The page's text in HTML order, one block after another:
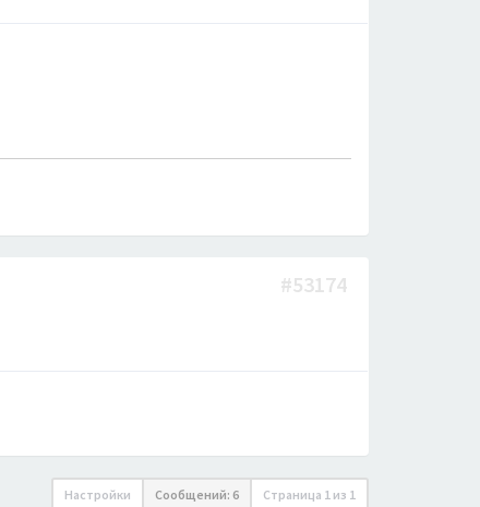
#53174
Настройки Сообщений: 6 Страница 1 из 1